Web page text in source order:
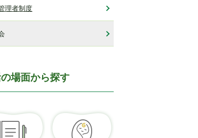
理者制度
場面から探す